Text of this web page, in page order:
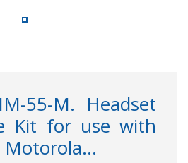
55-M. Headset
Kit for use with